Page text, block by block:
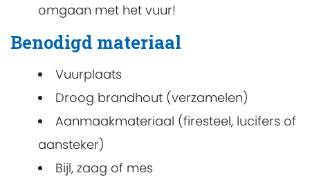
omgaan met het vuur!
Benodigd materiaal
Vuurplaats
Droog brandhout (verzamelen)
Aanmaakmateriaal (firesteel, lucifers of
aansteker)
Bijl, zaag of mes